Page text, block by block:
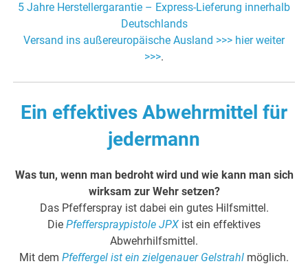
5 Jahre Herstellergarantie – Express-Lieferung innerhalb
Deutschlands
Versand ins außereuropäische Ausland >>> hier weiter
>>>.
Ein effektives Abwehrmittel für
jedermann
Was tun, wenn man bedroht wird und wie kann man sich
wirksam zur Wehr setzen?
Das Pfefferspray ist dabei ein gutes Hilfsmittel.
Die Pfefferspraypistole JPX ist ein effektives
Abwehrhilfsmittel.
Mit dem Pfeffergel ist ein zielgenauer Gelstrahl möglich.